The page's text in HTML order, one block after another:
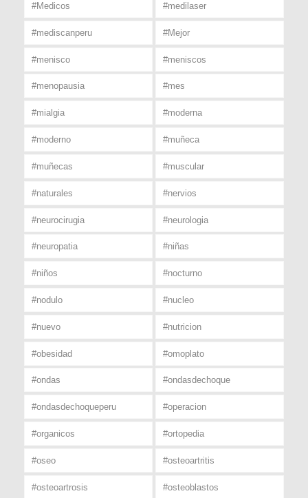
#Medicos #medilaser
#mediscanperu #Mejor
#menisco #meniscos
#menopausia #mes
#mialgia #moderna
#moderno #muñeca
#muñecas #muscular
#naturales #nervios
#neurocirugia #neurologia
#neuropatia #niñas
#niños #nocturno
#nodulo #nucleo
#nuevo #nutricion
#obesidad #omoplato
#ondas #ondasdechoque
#ondasdechoqueperu #operacion
#organicos #ortopedia
#oseo #osteoartritis
#osteoartrosis #osteoblastos